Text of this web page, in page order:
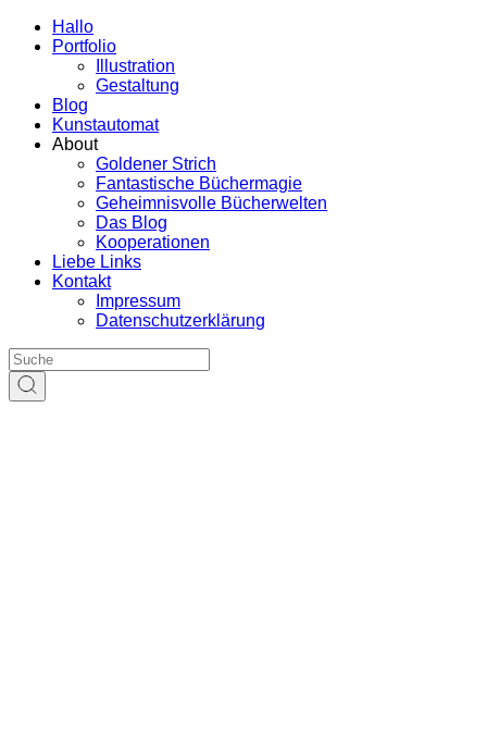
Hallo
Portfolio
Illustration
Gestaltung
Blog
Kunstautomat
About
Goldener Strich
Fantastische Büchermagie
Geheimnisvolle Bücherwelten
Das Blog
Kooperationen
Liebe Links
Kontakt
Impressum
Datenschutzerklärung